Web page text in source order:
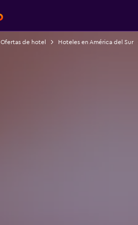
Ofertas de hotel Hoteles en América del Sur